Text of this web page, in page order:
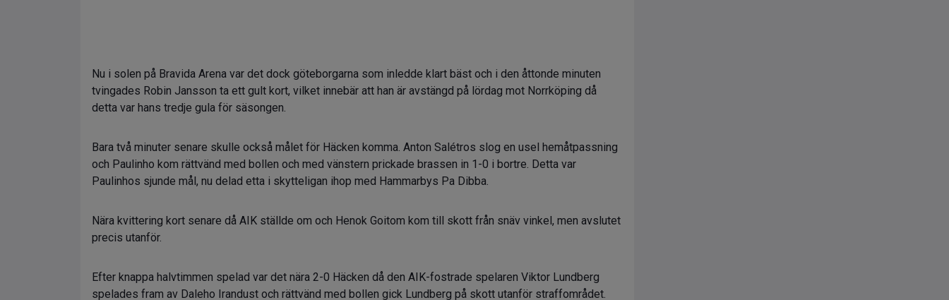
Nu i solen på Bravida Arena var det dock göteborgarna som inledde klart bäst och i den åttonde minuten
tvingades Robin Jansson ta ett gult kort, vilket innebär att han är avstängd på lördag mot Norrköping då
detta var hans tredje gula för säsongen.
Bara två minuter senare skulle också målet för Häcken komma. Anton Salétros slog en usel hemåtpassning
och Paulinho kom rättvänd med bollen och med vänstern prickade brassen in 1-0 i bortre. Detta var
Paulinhos sjunde mål, nu delad etta i skytteligan ihop med Hammarbys Pa Dibba.
Nära kvittering kort senare då AIK ställde om och Henok Goitom kom till skott från snäv vinkel, men avslutet
precis utanför.
Efter knappa halvtimmen spelad var det nära 2-0 Häcken då den AIK-fostrade spelaren Viktor Lundberg
spelades fram av Daleho Irandust och rättvänd med bollen gick Lundberg på skott utanför straffområdet.